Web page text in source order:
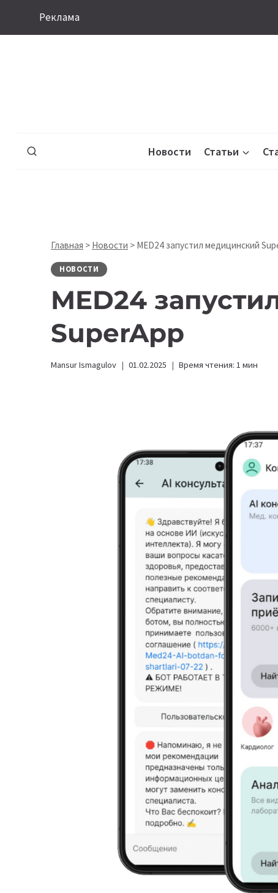
Реклама
Новости Статьи
Главная > Новости > MED24 запустил медицинский
НОВОСТИ
MED24
SuperApp
Mansur Ismagulov 01.02.2025 Время чтения: 1 мин